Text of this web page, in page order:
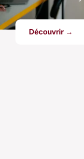
Découvrir →